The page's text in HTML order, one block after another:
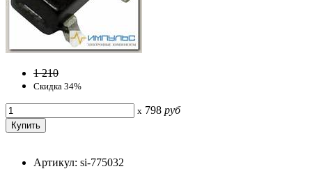
1 210
Скидка 34%
x 798 руб
Артикул: si-775032